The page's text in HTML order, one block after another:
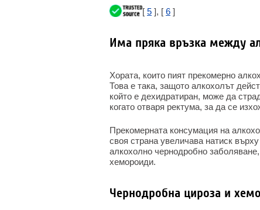
[ 5 ], [ 6 ]
Има пряка връзка между
Хората, които пият прекомерно
Това е така, защото алкохолът
който е дехидратиран, може да
когато отваря ректума, за да се
Прекомерната консумация на
своя страна увеличава натиск
алкохолно чернодробно
хемороиди.
Чернодробна цироза и